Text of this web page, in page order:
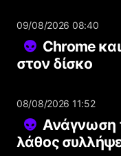
09/08/2026 08:40
Chrome
στον δίσκο
08/08/2026 11:52
Ανάγνωση
λάθος